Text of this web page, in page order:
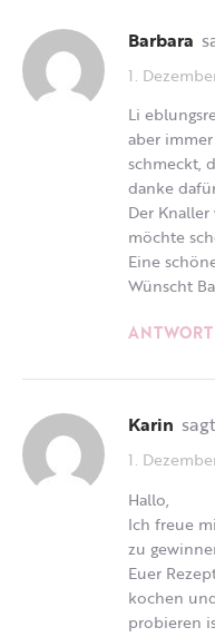
Barbara
1.
Li
aber
schmeckt,
danke
Der
möchte
Eine
Wünscht
Karin
1.
Hallo,
Ich freue
zu
Euer
kochen
probieren